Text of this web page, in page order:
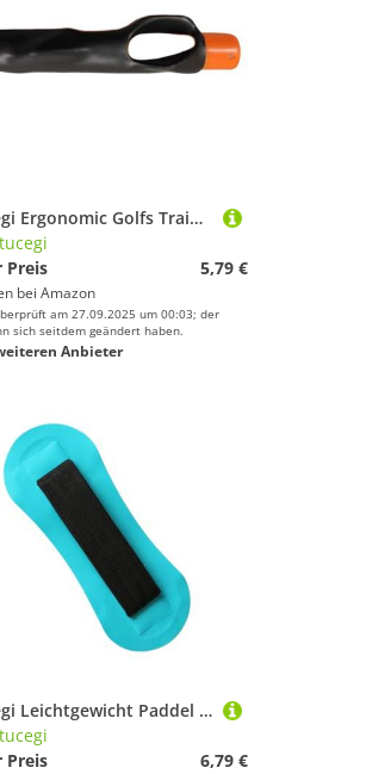
Mtucegi Ergonomic Golfs Training Tool Multifunktion Golftrainings Grip Corrector Für Die Korrekte Handpositionierung Golfschwung Korrektur Werkzeug
Preis
5,79 €
bei Amazon
am 27.09.2025 um 00:03; der
sich seitdem geändert haben.
Anbieter
Mtucegi Leichtgewicht Paddel Gurt Kanus Boote PVC Kajaks Sitzgurt Handläufe Paddleboard Carry Canos Boote
Preis
6,79 €